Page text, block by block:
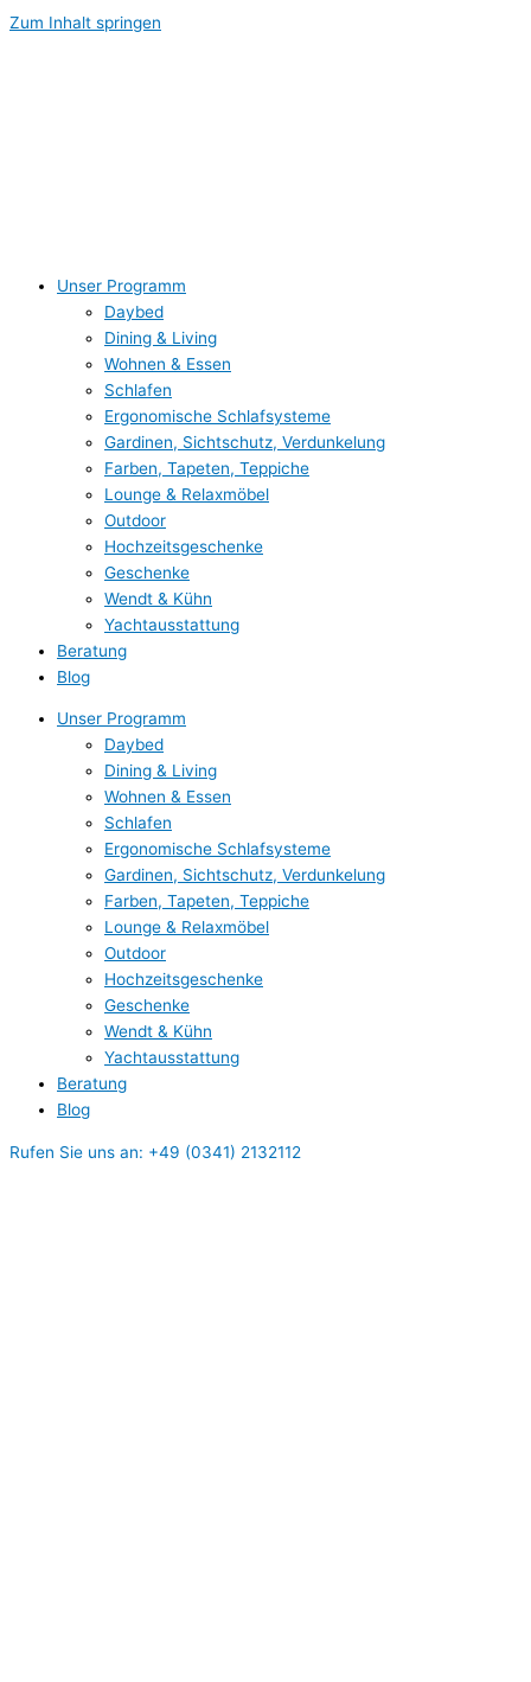
Zum Inhalt springen
Unser Programm
Daybed
Dining & Living
Wohnen & Essen
Schlafen
Ergonomische Schlafsysteme
Gardinen, Sichtschutz, Verdunkelung
Farben, Tapeten, Teppiche
Lounge & Relaxmöbel
Outdoor
Hochzeitsgeschenke
Geschenke
Wendt & Kühn
Yachtausstattung
Beratung
Blog
Unser Programm
Daybed
Dining & Living
Wohnen & Essen
Schlafen
Ergonomische Schlafsysteme
Gardinen, Sichtschutz, Verdunkelung
Farben, Tapeten, Teppiche
Lounge & Relaxmöbel
Outdoor
Hochzeitsgeschenke
Geschenke
Wendt & Kühn
Yachtausstattung
Beratung
Blog
Rufen Sie uns an: +49 (0341) 2132112